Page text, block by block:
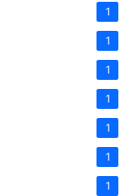
1
1
1
1
1
1
1